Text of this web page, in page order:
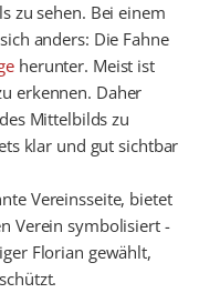
zu sehen. Bei einem
anders: Die Fahne
herunter. Meist ist
erkennen. Daher
Mittelbilds zu
klar und gut sichtbar
Vereinsseite, bietet
Verein symbolisiert -
Florian gewählt,